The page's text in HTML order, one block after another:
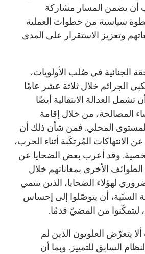
أن يضمن المسار مشاركة
سياسية من خطوات العملية
وتعزيز الاستقرار على المدى
الجنائية في صُلب الأولويات،
الجرائم خلال ثلاثة عشر عامًا
العدالة الانتقالية أيضًا
المصالحة، من خلال إقامة
المحلي. فمن شأن ذلك أن
الانتهاكات المُرتكَبة أثناء الحرب،
وقد أعرب بعض الضحايا عن
الأخرى بمعاناتهم خلال
لهؤلاء الضحايا، الذين ينتمي
السنّية، أن يتوصّلوا إلى إحساس
ليتمكّنوا من المضيّ قدمًا.
يتعرّض العلويون الذين لم
السابق للتمييز. وبما أن